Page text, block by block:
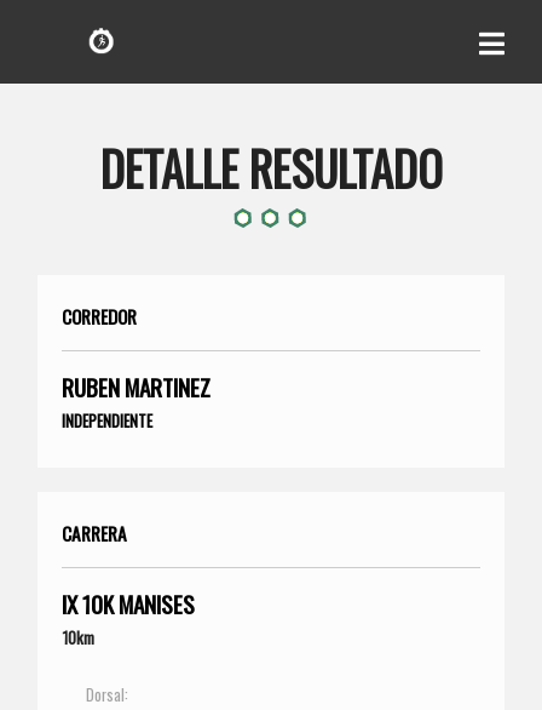
DETALLE RESULTADO
CORREDOR
RUBEN MARTINEZ
INDEPENDIENTE
CARRERA
IX 10K MANISES
10km
Dorsal: